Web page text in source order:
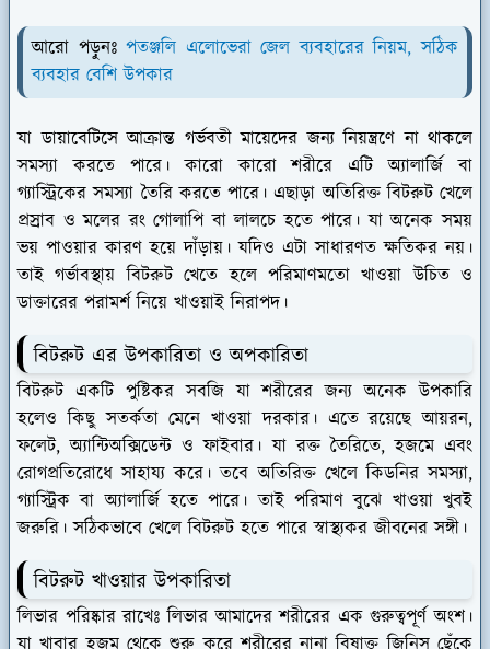
আরো পড়ুনঃপতঞ্জলি এলোভেরা জেল ব্যবহারের নিয়ম, সঠিক
ব্যবহার বেশি উপকার
যা ডায়াবেটিসে আক্রান্ত গর্ভবতী মায়েদের জন্য নিয়ন্ত্রণে না থাকলে
সমস্যা করতে পারে। কারো কারো শরীরে এটি অ্যালার্জি বা
গ্যাস্ট্রিকের সমস্যা তৈরি করতে পারে। এছাড়া অতিরিক্ত বিটরুট খেলে
প্রস্রাব ও মলের রং গোলাপি বা লালচে হতে পারে। যা অনেক সময়
ভয় পাওয়ার কারণ হয়ে দাঁড়ায়। যদিও এটা সাধারণত ক্ষতিকর নয়।
তাই গর্ভাবস্থায় বিটরুট খেতে হলে পরিমাণমতো খাওয়া উচিত ও
ডাক্তারের পরামর্শ নিয়ে খাওয়াই নিরাপদ।
বিটরুট এর উপকারিতা ও অপকারিতা
বিটরুট একটি পুষ্টিকর সবজি যা শরীরের জন্য অনেক উপকারি
হলেও কিছু সতর্কতা মেনে খাওয়া দরকার। এতে রয়েছে আয়রন,
ফলেট, অ্যান্টিঅক্সিডেন্ট ও ফাইবার। যা রক্ত তৈরিতে, হজমে এবং
রোগপ্রতিরোধে সাহায্য করে। তবে অতিরিক্ত খেলে কিডনির সমস্যা,
গ্যাস্ট্রিক বা অ্যালার্জি হতে পারে। তাই পরিমাণ বুঝে খাওয়া খুবই
জরুরি। সঠিকভাবে খেলে বিটরুট হতে পারে স্বাস্থ্যকর জীবনের সঙ্গী।
বিটরুট খাওয়ার উপকারিতা
লিভার পরিষ্কার রাখেঃ লিভার আমাদের শরীরের এক গুরুত্বপূর্ণ অংশ।